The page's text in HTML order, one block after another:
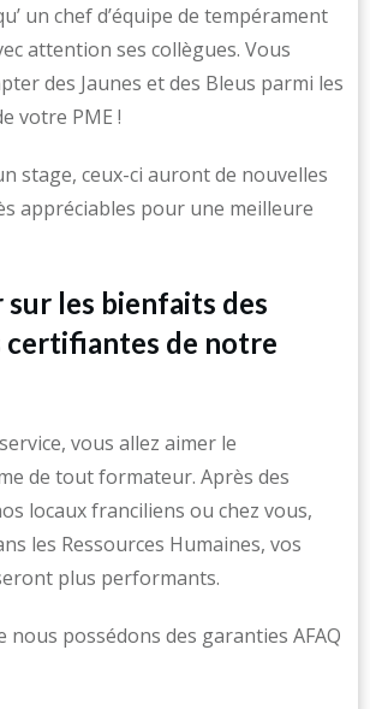
un chef d’équipe de tempérament
attention ses collègues. Vous
des Jaunes et des Bleus parmi les
votre PME !
stage, ceux-ci auront de nouvelles
appréciables pour une meilleure
les bienfaits des
de notre
vous allez aimer le
de tout formateur. Après des
locaux franciliens ou chez vous,
les Ressources Humaines, vos
plus performants.
nous possédons des garanties AFAQ